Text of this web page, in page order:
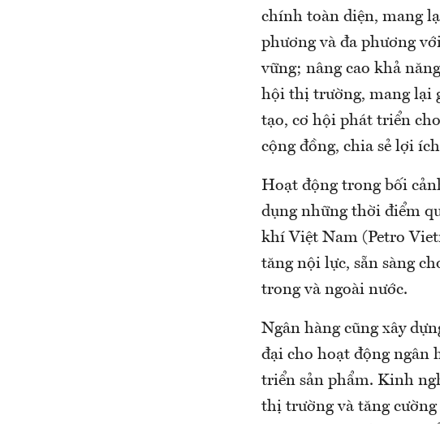
chính toàn diện, mang
phương và đa phương
vững; nâng cao khả
hội thị trường, mang lại
tạo, cơ hội phát triển
cộng đồng, chia sẻ lợi
Hoạt động trong bối
dụng những thời điểm
khí Việt Nam (Petro
tăng nội lực, sẵn sàng
trong và ngoài nước.
Ngân hàng cũng xây
đại cho hoạt động ngân
triển sản phẩm. Kinh
thị trường và tăng